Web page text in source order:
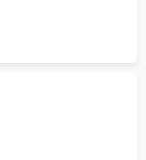
USB